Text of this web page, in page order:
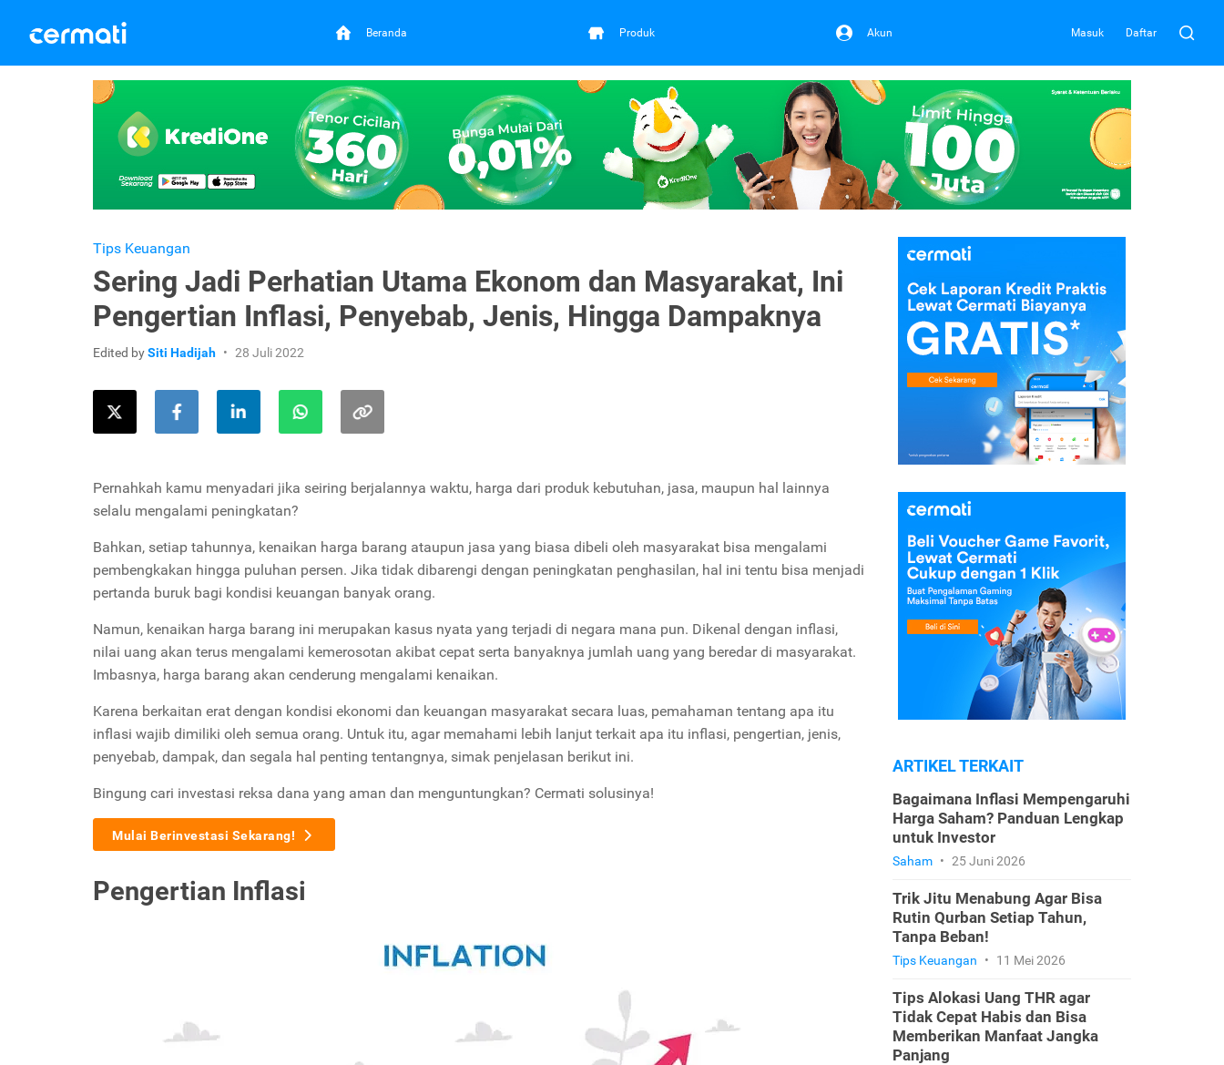
Beranda Produk Akun Masuk Daftar
Tips Keuangan
Sering Jadi Perhatian Utama Ekonom dan Masyarakat, Ini
Pengertian Inflasi, Penyebab, Jenis, Hingga Dampaknya
Edited bySiti Hadijah 28 Juli 2022
Pernahkah kamu menyadari jika seiring berjalannya waktu, harga dari produk kebutuhan, jasa, maupun hal lainnya
selalu mengalami peningkatan?
Bahkan, setiap tahunnya, kenaikan harga barang ataupun jasa yang biasa dibeli oleh masyarakat bisa mengalami
pembengkakan hingga puluhan persen. Jika tidak dibarengi dengan peningkatan penghasilan, hal ini tentu bisa menjadi
pertanda buruk bagi kondisi keuangan banyak orang.
Namun, kenaikan harga barang ini merupakan kasus nyata yang terjadi di negara mana pun. Dikenal dengan inflasi,
nilai uang akan terus mengalami kemerosotan akibat cepat serta banyaknya jumlah uang yang beredar di masyarakat.
Imbasnya, harga barang akan cenderung mengalami kenaikan.
Karena berkaitan erat dengan kondisi ekonomi dan keuangan masyarakat secara luas, pemahaman tentang apa itu
inflasi wajib dimiliki oleh semua orang. Untuk itu, agar memahami lebih lanjut terkait apa itu inflasi, pengertian, jenis,
penyebab, dampak, dan segala hal penting tentangnya, simak penjelasan berikut ini.
Bingung cari investasi reksa dana yang aman dan menguntungkan? Cermati solusinya!
Mulai Berinvestasi Sekarang!
Pengertian Inflasi
ARTIKEL TERKAIT
Bagaimana Inflasi Mempengaruhi
Harga Saham? Panduan Lengkap
untuk Investor
Saham • 25 Juni 2026
Trik Jitu Menabung Agar Bisa
Rutin Qurban Setiap Tahun,
Tanpa Beban!
Tips Keuangan • 11 Mei 2026
Tips Alokasi Uang THR agar
Tidak Cepat Habis dan Bisa
Memberikan Manfaat Jangka
Panjang